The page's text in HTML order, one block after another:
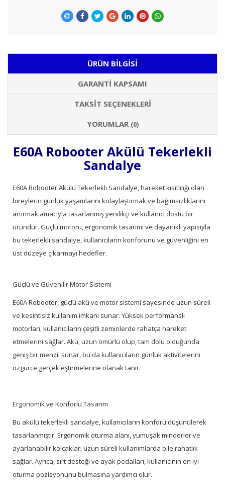
ÜRÜN BILGISI
GARANTI KAPSAMI
TAKSIT SEÇENEKLERI
YORUMLAR (0)
E60A Robooter Akülü Tekerlekli
Sandalye
E60A Robooter Akülü Tekerlekli Sandalye, hareket kısıtlılığı olan
bireylerin günlük yaşamlarını kolaylaştırmak ve bağımsızlıklarını
artırmak amacıyla tasarlanmış yenilikçi ve kullanıcı dostu bir
üründür. Güçlü motoru, ergonomik tasarımı ve dayanıklı yapısıyla
bu tekerlekli sandalye, kullanıcıların konforunu ve güvenliğini en
üst düzeye çıkarmayı hedefler.
Güçlü ve Güvenilir Motor Sistemi
E60A Robooter, güçlü akü ve motor sistemi sayesinde uzun süreli
ve kesintisiz kullanım imkanı sunar. Yüksek performanslı
motorları, kullanıcıların çeşitli zeminlerde rahatça hareket
etmelerini sağlar. Akü, uzun ömürlü olup, tam dolu olduğunda
geniş bir menzil sunar, bu da kullanıcıların günlük aktivitelerini
özgürce gerçekleştirmelerine olanak tanır.
Ergonomik ve Konforlu Tasarım
Bu akülü tekerlekli sandalye, kullanıcıların konforu düşünülerek
tasarlanmıştır. Ergonomik oturma alanı, yumuşak minderler ve
ayarlanabilir kolçaklar, uzun süreli kullanımlarda bile rahatlık
sağlar. Ayrıca, sırt desteği ve ayak pedalları, kullanıcının en iyi
oturma pozisyonunu bulmasına yardımcı olur.